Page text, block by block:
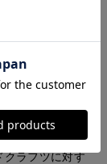
ダンにアレン
プ・デシンなど
ドです。古い
ターのLehn
い壁パネル等
地に仕上げて
を専門とする職
クラフツに対す